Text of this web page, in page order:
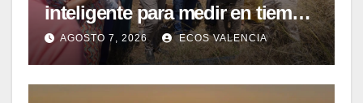
inteligente para medir en tiempo
real la calidad del agua de las
playas de la Comunitat
Valenciana
AGOSTO 7, 2026 ECOS VALENCIA